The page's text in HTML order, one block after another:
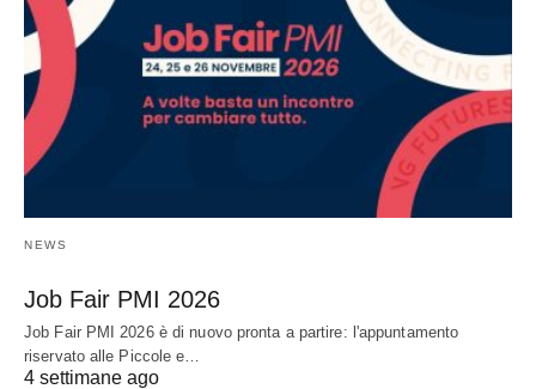
NEWS
Job Fair PMI 2026
Job Fair PMI 2026 è di nuovo pronta a partire: l'appuntamento
riservato alle Piccole e…
4 settimane ago